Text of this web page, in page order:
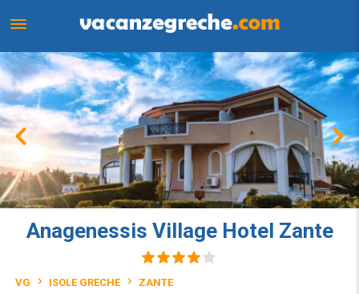
Anagenessis Village Hotel Zante
VG ISOLE GRECHE ZANTE